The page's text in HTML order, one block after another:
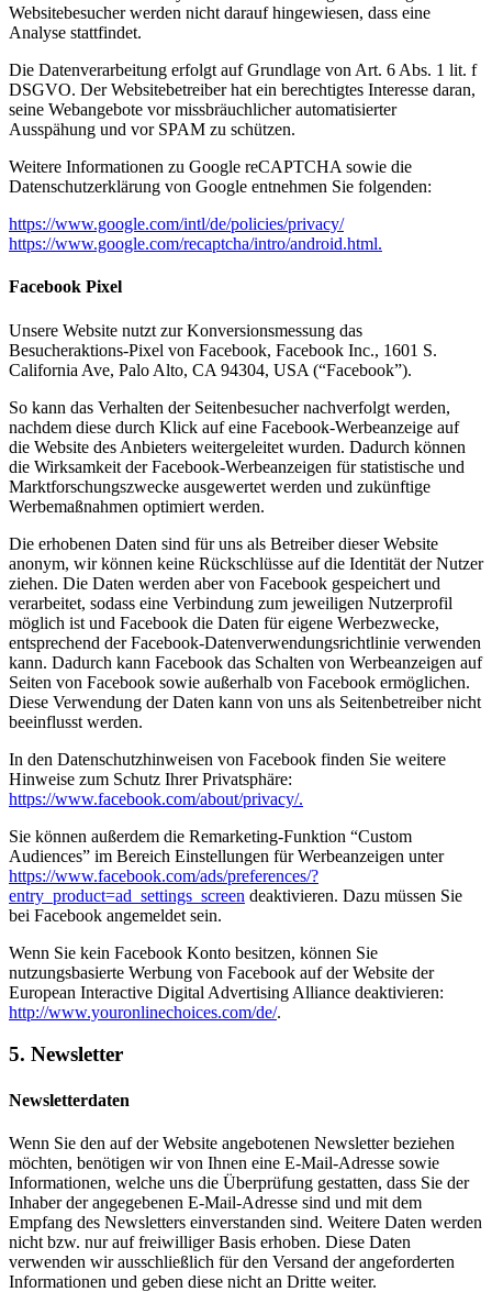
Websitebesucher werden nicht darauf hingewiesen, dass eine
Analyse stattfindet.
Die Datenverarbeitung erfolgt auf Grundlage von Art. 6 Abs. 1 lit. f
DSGVO. Der Websitebetreiber hat ein berechtigtes Interesse daran,
seine Webangebote vor missbräuchlicher automatisierter
Ausspähung und vor SPAM zu schützen.
Weitere Informationen zu Google reCAPTCHA sowie die
Datenschutzerklärung von Google entnehmen Sie folgenden:
https://www.google.com/intl/de/policies/privacy/
https://www.google.com/recaptcha/intro/android.html.
Facebook Pixel
Unsere Website nutzt zur Konversionsmessung das
Besucheraktions-Pixel von Facebook, Facebook Inc., 1601 S.
California Ave, Palo Alto, CA 94304, USA (“Facebook”).
So kann das Verhalten der Seitenbesucher nachverfolgt werden,
nachdem diese durch Klick auf eine Facebook-Werbeanzeige auf
die Website des Anbieters weitergeleitet wurden. Dadurch können
die Wirksamkeit der Facebook-Werbeanzeigen für statistische und
Marktforschungszwecke ausgewertet werden und zukünftige
Werbemaßnahmen optimiert werden.
Die erhobenen Daten sind für uns als Betreiber dieser Website
anonym, wir können keine Rückschlüsse auf die Identität der Nutzer
ziehen. Die Daten werden aber von Facebook gespeichert und
verarbeitet, sodass eine Verbindung zum jeweiligen Nutzerprofil
möglich ist und Facebook die Daten für eigene Werbezwecke,
entsprechend der Facebook-Datenverwendungsrichtlinie verwenden
kann. Dadurch kann Facebook das Schalten von Werbeanzeigen auf
Seiten von Facebook sowie außerhalb von Facebook ermöglichen.
Diese Verwendung der Daten kann von uns als Seitenbetreiber nicht
beeinflusst werden.
In den Datenschutzhinweisen von Facebook finden Sie weitere
Hinweise zum Schutz Ihrer Privatsphäre:
https://www.facebook.com/about/privacy/.
Sie können außerdem die Remarketing-Funktion “Custom
Audiences” im Bereich Einstellungen für Werbeanzeigen unter
https://www.facebook.com/ads/preferences/?
entry_product=ad_settings_screen deaktivieren. Dazu müssen Sie
bei Facebook angemeldet sein.
Wenn Sie kein Facebook Konto besitzen, können Sie
nutzungsbasierte Werbung von Facebook auf der Website der
European Interactive Digital Advertising Alliance deaktivieren:
http://www.youronlinechoices.com/de/.
5. Newsletter
Newsletterdaten
Wenn Sie den auf der Website angebotenen Newsletter beziehen
möchten, benötigen wir von Ihnen eine E-Mail-Adresse sowie
Informationen, welche uns die Überprüfung gestatten, dass Sie der
Inhaber der angegebenen E-Mail-Adresse sind und mit dem
Empfang des Newsletters einverstanden sind. Weitere Daten werden
nicht bzw. nur auf freiwilliger Basis erhoben. Diese Daten
verwenden wir ausschließlich für den Versand der angeforderten
Informationen und geben diese nicht an Dritte weiter.